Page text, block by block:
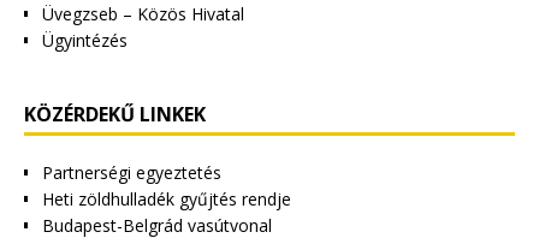
Üvegzseb – Közös Hivatal
Ügyintézés
KÖZÉRDEKŰ LINKEK
Partnerségi egyeztetés
Heti zöldhulladék gyűjtés rendje
Budapest-Belgrád vasútvonal